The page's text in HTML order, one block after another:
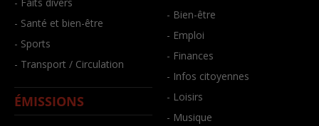
- Santé et bien-être
- Sports
- Transport / Circulation
ÉMISSIONS
- Bien-être
- Emploi
- Finances
- Infos citoyennes
- Loisirs
- Musique